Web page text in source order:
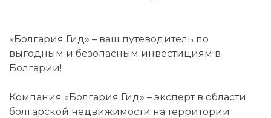
«Болгария Гид» – ваш путеводитель по
выгодным и безопасным инвестициям в
Болгарии!
Компания «Болгария Гид» – эксперт в области
болгарской недвижимости на территории